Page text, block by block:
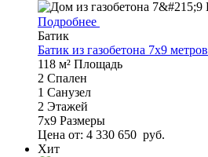
Подробнее
Батик
Батик из газобетона 7x9 метров
118 м² Площадь
2 Спален
1 Санузел
2 Этажей
7х9 Размеры
Цена от: 4 330 650 руб.
Хит